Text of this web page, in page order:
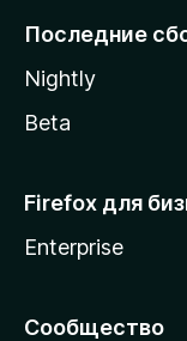
lПоследние
Nightly
Beta
Firefox для
Enterprise
Сообщество